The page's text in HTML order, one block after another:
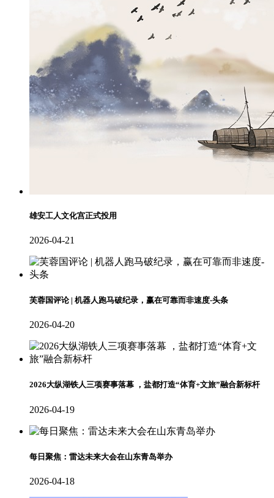
雄安工人文化宫正式投用
2026-04-21
芙蓉国评论 | 机器人跑马破纪录，赢在可靠而非速度-头条
2026-04-20
2026大纵湖铁人三项赛事落幕 ，盐都打造“体育+文旅”融合新标杆
2026-04-19
每日聚焦：雷达未来大会在山东青岛举办
2026-04-18